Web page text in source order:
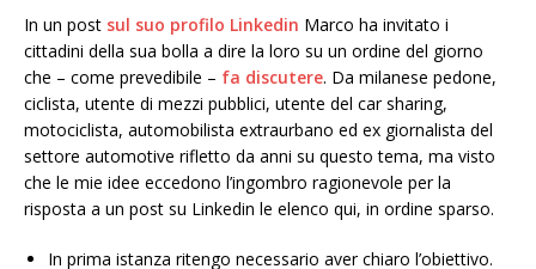
In un post sul suo profilo Linkedin Marco ha invitato i
cittadini della sua bolla a dire la loro su un ordine del giorno
che – come prevedibile – fa discutere. Da milanese pedone,
ciclista, utente di mezzi pubblici, utente del car sharing,
motociclista, automobilista extraurbano ed ex giornalista del
settore automotive rifletto da anni su questo tema, ma visto
che le mie idee eccedono l’ingombro ragionevole per la
risposta a un post su Linkedin le elenco qui, in ordine sparso.
In prima istanza ritengo necessario aver chiaro l’obiettivo.